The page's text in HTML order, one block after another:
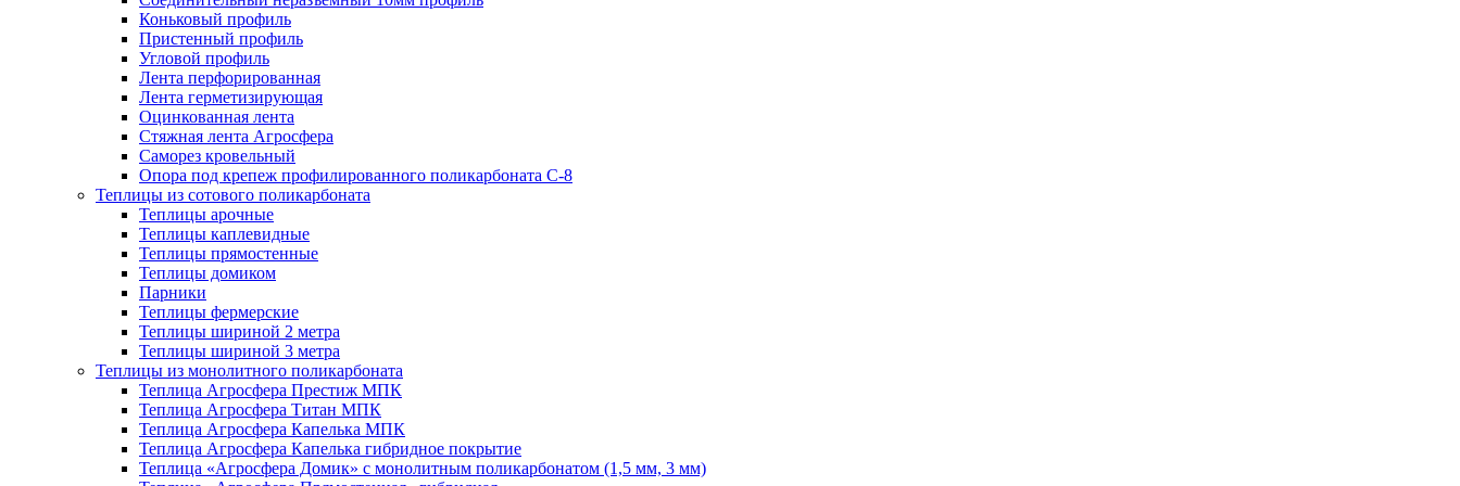
Коньковый профиль
Пристенный профиль
Угловой профиль
Лента перфорированная
Лента герметизирующая
Оцинкованная лента
Стяжная лента Агросфера
Саморез кровельный
Опора под крепеж профилированного поликарбоната С-8
Теплицы из сотового поликарбоната
Теплицы арочные
Теплицы каплевидные
Теплицы прямостенные
Теплицы домиком
Парники
Теплицы фермерские
Теплицы шириной 2 метра
Теплицы шириной 3 метра
Теплицы из монолитного поликарбоната
Теплица Агросфера Престиж МПК
Теплица Агросфера Титан МПК
Теплица Агросфера Капелька МПК
Теплица Агросфера Капелька гибридное покрытие
Теплица «Агросфера Домик» с монолитным поликарбонатом (1,5 мм, 3 мм)